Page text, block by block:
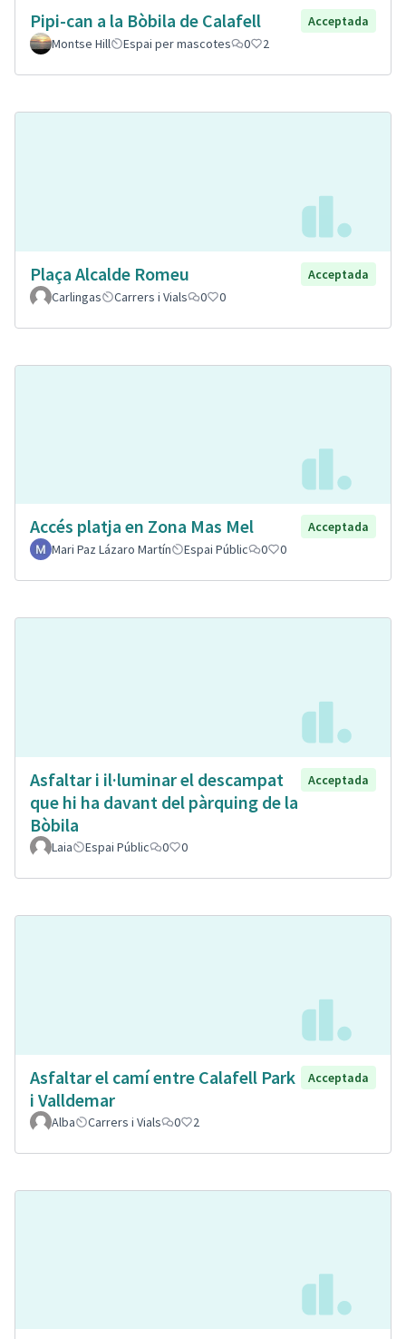
Pipi-can a la Bòbila de Calafell
Acceptada
Montse Hill
Espai per mascotes 0 2
Plaça Alcalde Romeu
Acceptada
Carlingas
Carrers i Vials 0 0
Accés platja en Zona Mas Mel
Acceptada
Mari Paz Lázaro Martín
Espai Públic 0 0
Asfaltar i il·luminar el descampat
que hi ha davant del pàrquing de la
Bòbila
Acceptada
Laia Espai Públic 0 0
Asfaltar el camí entre Calafell Park
i Valldemar
Acceptada
Alba Carrers i Vials 0 2